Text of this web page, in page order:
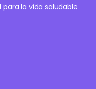
para la vida saludable